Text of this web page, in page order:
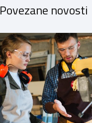
Povezane novosti